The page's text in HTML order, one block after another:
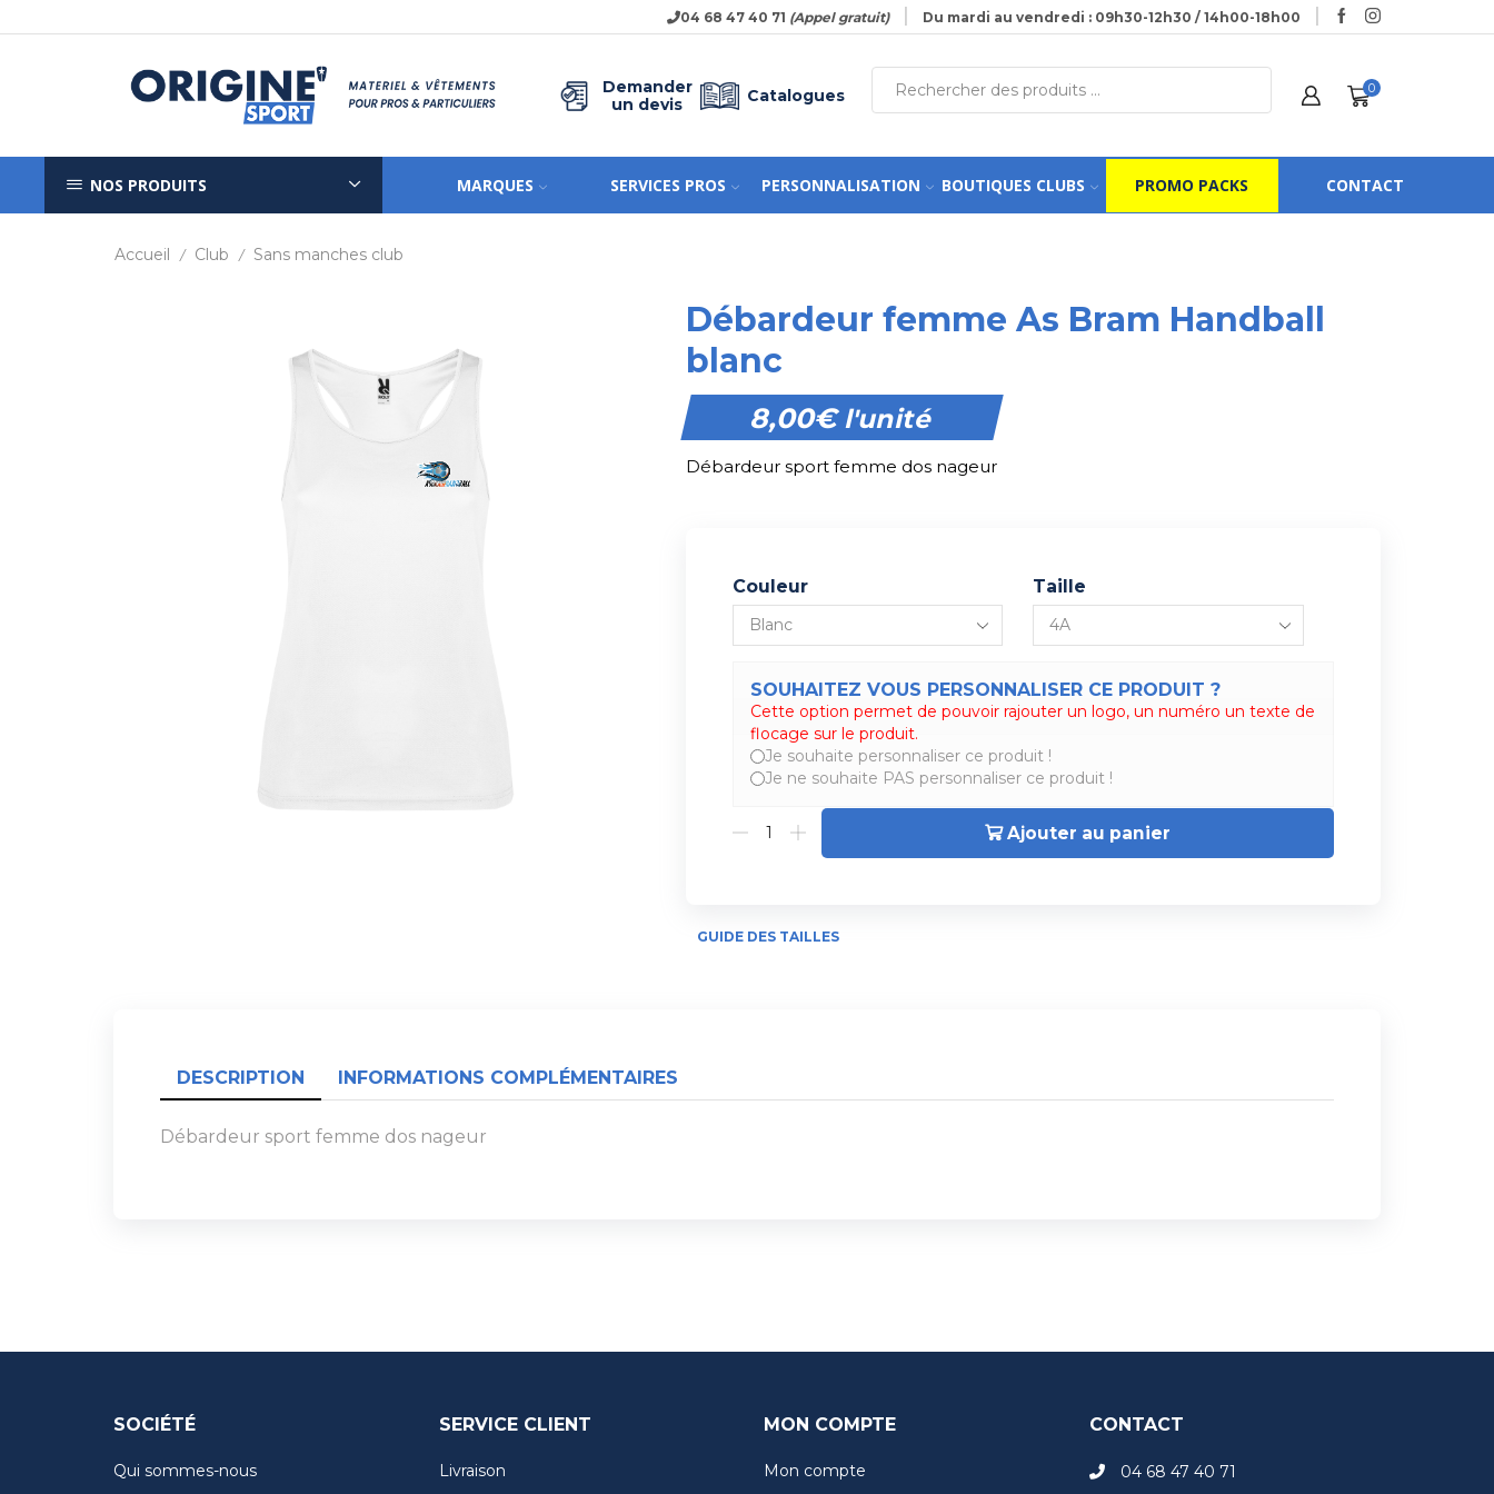
04 68 47 40 71 (Appel gratuit) Du mardi au vendredi : 09h30-12h30 / 14h00-18h00
Demander
un devis
Catalogues 0
NOS PRODUITS MARQUES SERVICES PROS PERSONNALISATION BOUTIQUES CLUBS PROMO PACKS CONTACT
Accueil / Club / Sans manches club
Débardeur femme As Bram Handball
blanc
8,00€l'unité
Débardeur sport femme dos nageur
Couleur Taille
SOUHAITEZ VOUS PERSONNALISER CE PRODUIT ?
Cette option permet de pouvoir rajouter un logo, un numéro un texte de
flocage sur le produit.
Je souhaite personnaliser ce produit !
Je ne souhaite PAS personnaliser ce produit !
Ajouter au panier
Alternative:
GUIDE DES TAILLES
DESCRIPTION INFORMATIONS COMPLÉMENTAIRES
Débardeur sport femme dos nageur
SOCIÉTÉ
Qui sommes-nous
SERVICE CLIENT
Livraison
MON COMPTE
Mon compte
CONTACT
04 68 47 40 71